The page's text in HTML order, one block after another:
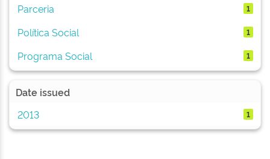
Parceria 1
Política Social 1
Programa Social 1
Date issued
2013
1